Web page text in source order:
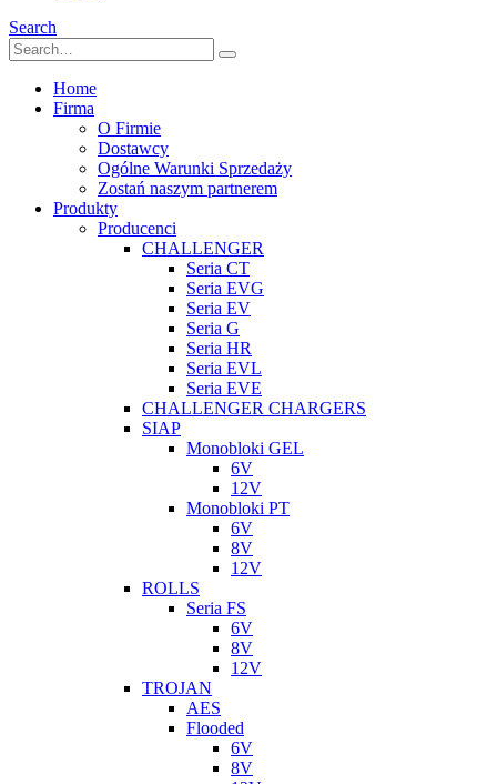
Search
Home
Firma
O Firmie
Dostawcy
Ogólne Warunki Sprzedaży
Zostań naszym partnerem
Produkty
Producenci
CHALLENGER
Seria CT
Seria EVG
Seria EV
Seria G
Seria HR
Seria EVL
Seria EVE
CHALLENGER CHARGERS
SIAP
Monobloki GEL
6V
12V
Monobloki PT
6V
8V
12V
ROLLS
Seria FS
6V
8V
12V
TROJAN
AES
Flooded
6V
8V